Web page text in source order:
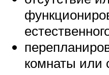
комнаты или